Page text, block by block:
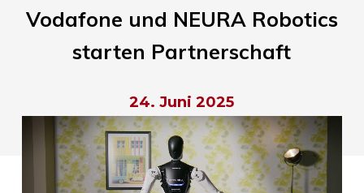
Vodafone und NEURA Robotics
starten Partnerschaft
24. Juni 2025